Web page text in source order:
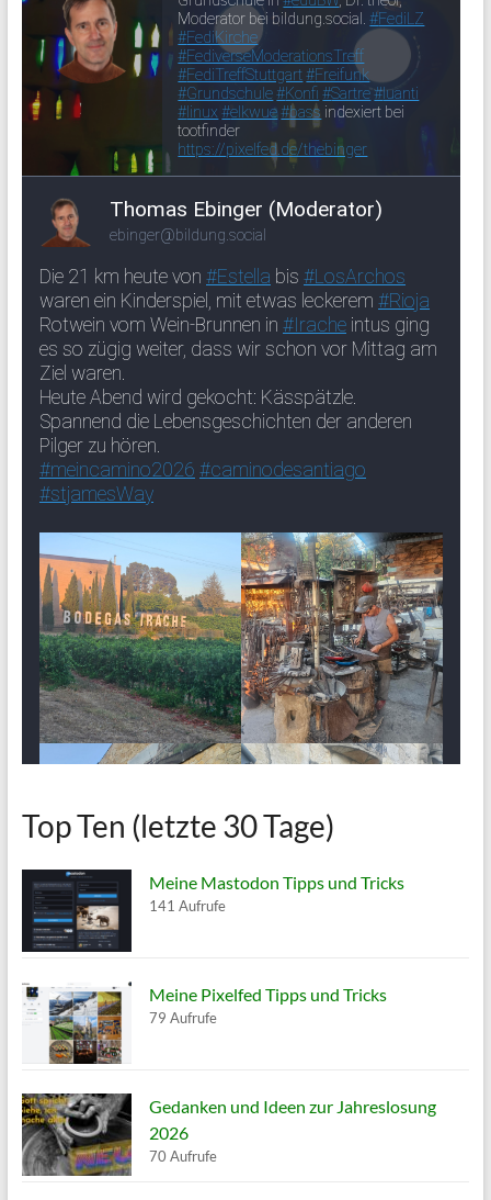
Top Ten (letzte 30 Tage)
Meine Mastodon Tipps und Tricks
141 Aufrufe
Meine Pixelfed Tipps und Tricks
79 Aufrufe
Gedanken und Ideen zur Jahreslosung
2026
70 Aufrufe